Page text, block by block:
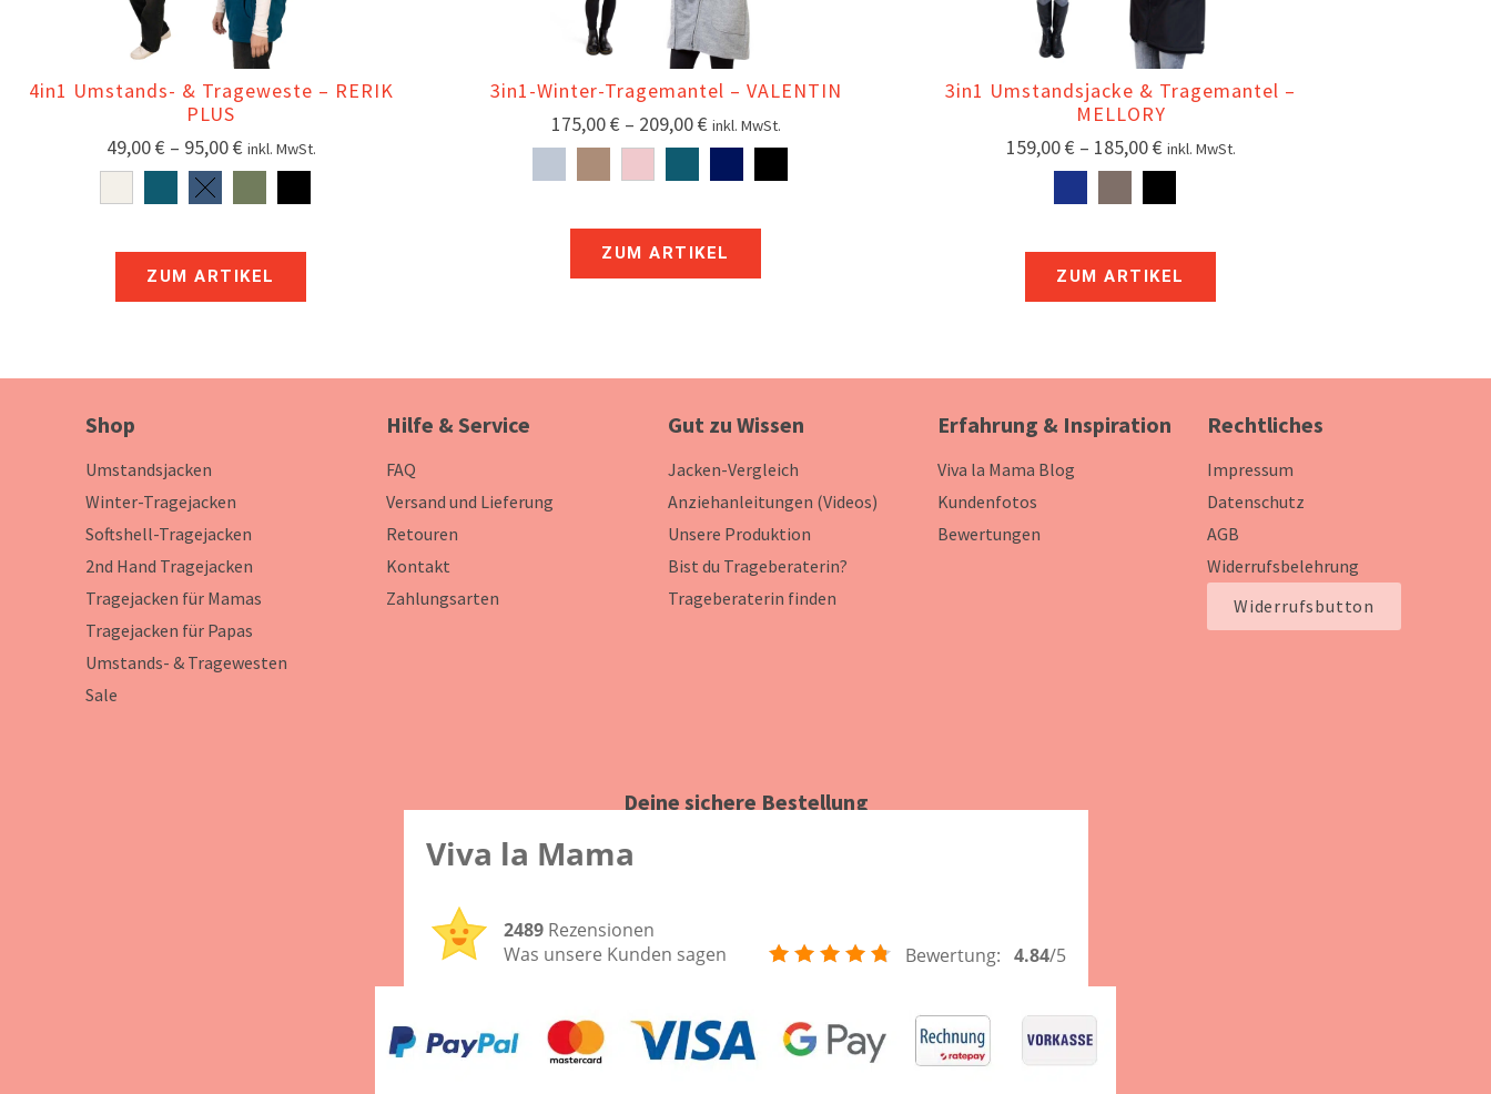
4in1 Umstands- & Trageweste – RERIK
PLUS
49,00€– 95,00€ inkl. MwSt.
ZUM ARTIKEL
3in1-Winter-Tragemantel – VALENTIN
175,00€– 209,00€ inkl. MwSt.
ZUM ARTIKEL
3in1 Umstandsjacke & Tragemantel –
MELLORY
159,00€– 185,00€ inkl. MwSt.
ZUM ARTIKEL
Shop
Umstandsjacken
Winter-Tragejacken
Softshell-Tragejacken
2nd Hand Tragejacken
Tragejacken für Mamas
Tragejacken für Papas
Umstands- & Tragewesten
Sale
Hilfe & Service
FAQ
Versand und Lieferung
Retouren
Kontakt
Zahlungsarten
Gut zu Wissen
Jacken-Vergleich
Anziehanleitungen (Videos)
Unsere Produktion
Bist du Trageberaterin?
Trageberaterin finden
Erfahrung & Inspiration
Viva la Mama Blog
Kundenfotos
Bewertungen
Rechtliches
Impressum
Datenschutz
AGB
Widerrufsbelehrung
Widerrufsbutton
Deine sichere Bestellung
Viva la Mama
2489Rezensionen
Was unsere Kunden sagen
Bewertung: 4.84/5